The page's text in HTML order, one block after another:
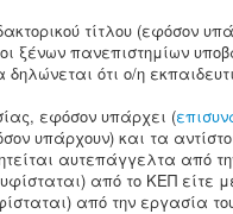
τίτλου (εφόσον
ξένων πανεπιστημίων
ότι ο/η
εφόσον υπάρχει (
υπάρχουν) και τα
(ζητείται αυτεπάγγελτα
υφίσταται) από το ΚΕΠ είτε
από την εργασία